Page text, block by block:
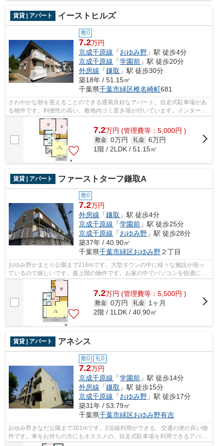
賃貸 | アパート イーストヒルズ
敷0
7.2万円
京成千原線 「おゆみ野 」駅 徒歩4分
京成千原線 「学園前 」駅 徒歩20分
外房線 「鎌取 」駅 徒歩30分
築18年 / 51.15㎡
千葉県千葉市緑区椎名崎町681
さわやかな朝を迎えることのできる通風良好なアパート。自走式駐車場があ
る物件です。利便性の高い、敷地内ゴミ置き場が付いています。インターネ
ット付きの物件です。千葉市緑区の京...
7.2万円 (管理費等：5,000円 )
敷金 0万円 礼金 6万円
1階 / 2LDK / 51.15㎡
賃貸 | アパート ファーストターフ鎌取A
敷0
7.2万円
外房線 「鎌取 」駅 徒歩4分
京成千原線 「学園前 」駅 徒歩25分
京成千原線 「おゆみ野 」駅 徒歩28分
築37年 / 40.90㎡
千葉県千葉市緑区おゆみ野２丁目
おゆみ野かまとり公園まで216mです。大型タウンの中に様々な施設が揃っ
ているので嬉しいです。最上階の物件です。お家の中でパソコンを快適に使
える光回線を導入しています。明るいス...
7.2万円 (管理費等：5,500円 )
敷金 0万円 礼金
1ヶ月
2階 / 1LDK / 40.90㎡
賃貸 | アパート アネシス
敷0 礼0
7.2万円
京成千原線 「学園前 」駅 徒歩14分
外房線 「鎌取 」駅 徒歩15分
京成千原線 「おゆみ野 」駅 徒歩17分
築31年 / 53.79㎡
千葉県千葉市緑区おゆみ野有吉
おゆみ野きなだ公園まで301mです。2沿線利用ができる、交通の便の良い物
件です。車をお持ちの方にもオススメの、自走式駐車場を利用できるアパー